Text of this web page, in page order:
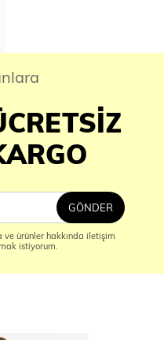
GÖNDER
ürünler hakkında iletişim
istiyorum.